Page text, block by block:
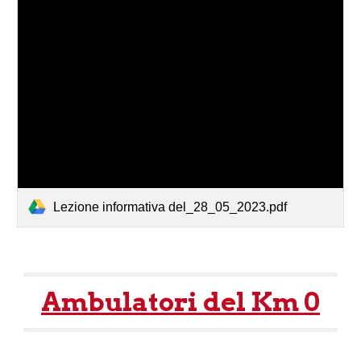
Lezione informativa del_28_05_2023.pdf
Ambulatori del Km 0